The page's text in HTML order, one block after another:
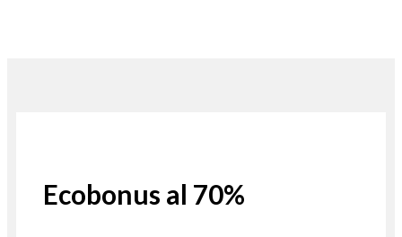
Ecobonus al 70%